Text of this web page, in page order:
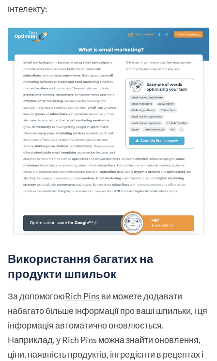
інтелекту:
Використання багатих на
продукти шпильок
За допомогоюRich Pins ви можете додавати
набагато більше інформації про ваші шпильки, і ця
інформація автоматично оновлюється.
Наприклад, у Rich Pins можна знайти оновлення,
ціни, наявність продуктів, інгредієнти в рецептах і